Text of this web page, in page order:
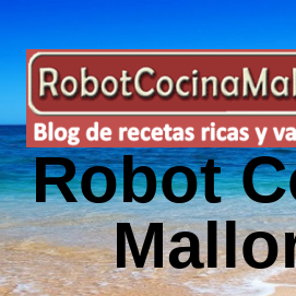
contenido
Robot